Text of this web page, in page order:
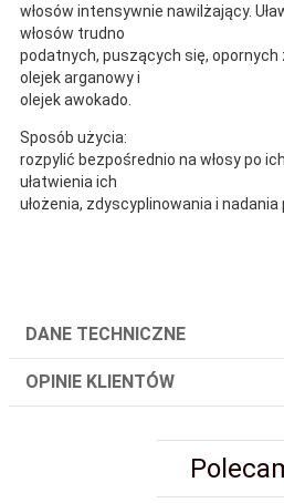
włosów intensywnie nawilżający.
włosów trudno
podatnych, puszących się,
olejek arganowy i
olejek awokado.
Sposób użycia:
rozpylić bezpośrednio na włosy po
ułatwienia ich
ułożenia, zdyscyplinowania i nadania
DANE TECHNICZNE
OPINIE KLIENTÓW